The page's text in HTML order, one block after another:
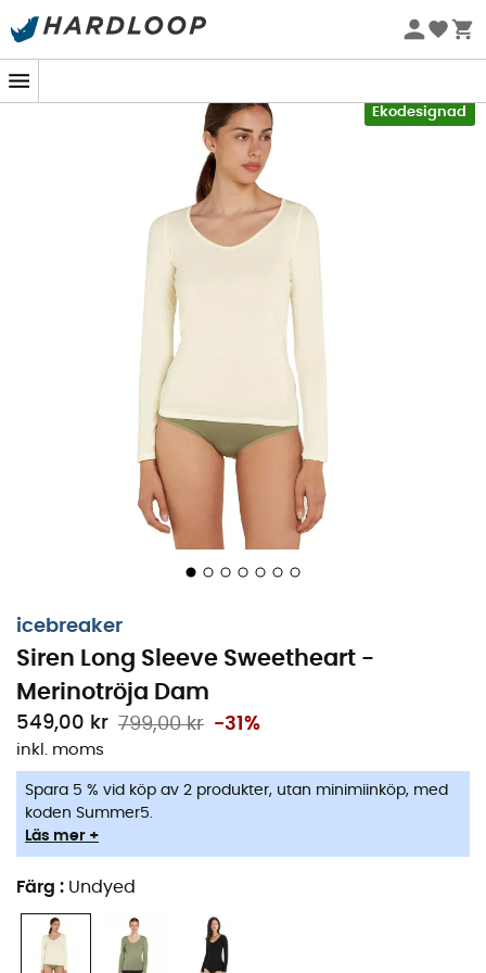
Sommarerbjudanden 🔥 -5 % EXTRA vid köp av 2 produkter*
Ekodesignad
icebreaker
Siren Long Sleeve Sweetheart -
Merinotröja Dam
549,00 kr 799,00 kr -31%
inkl. moms
Spara 5 % vid köp av 2 produkter, utan minimiinköp, med
koden Summer5.
Läs mer +
Färg : Undyed
Mjuk och stretchig, denna långärmade